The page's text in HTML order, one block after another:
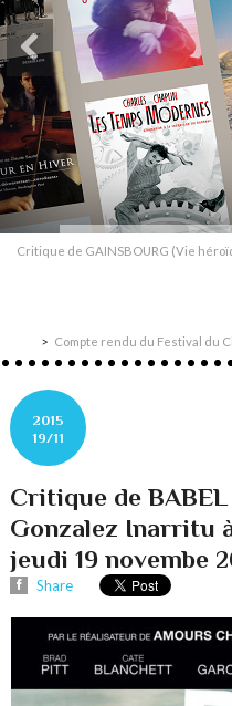
Critique de GAINSBOURG (Vie
Compte rendu du Festival du
2015
19/11
Critique de
Gonzalez Inarritu
jeudi 19 novembe
Share